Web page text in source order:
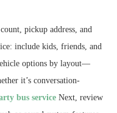
pickup address, and
include kids, friends, and
options by layout—
it’s conversation-
bus service Next, review